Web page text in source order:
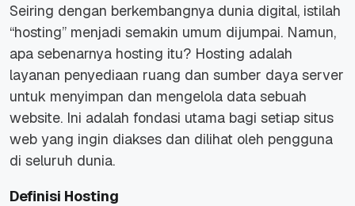
Seiring dengan berkembangnya dunia digital, istilah
“hosting” menjadi semakin umum dijumpai. Namun,
apa sebenarnya hosting itu? Hosting adalah
layanan penyediaan ruang dan sumber daya server
untuk menyimpan dan mengelola data sebuah
website. Ini adalah fondasi utama bagi setiap situs
web yang ingin diakses dan dilihat oleh pengguna
di seluruh dunia.
Definisi Hosting